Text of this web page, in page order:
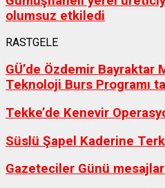
olumsuz etkiledi
RASTGELE
GÜ’de Özdemir Bayraktar
Teknoloji Burs Programı
Tekke’de Kenevir
Süslü Şapel Kaderine
Gazeteciler Günü